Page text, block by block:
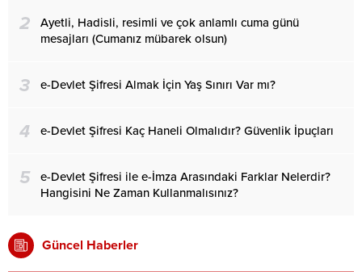
2
Ayetli, Hadisli, resimli ve çok anlamlı cuma günü
mesajları (Cumanız mübarek olsun)
3 e-Devlet Şifresi Almak İçin Yaş Sınırı Var mı?
4 e-Devlet Şifresi Kaç Haneli Olmalıdır? Güvenlik İpuçları
5
e-Devlet Şifresi ile e-İmza Arasındaki Farklar Nelerdir?
Hangisini Ne Zaman Kullanmalısınız?
Güncel Haberler